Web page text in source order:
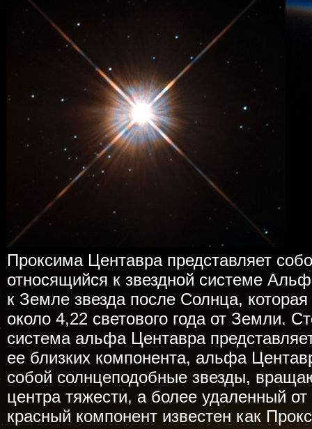
Проксима Центавра представляет
относящийся к звездной системе
к Земле звезда после Солнца,
около 4,22 светового года от Земли.
система альфа Центавра
ее близких компонента, альфа
собой солнцеподобные звезды,
центра тяжести, а более удаленный
красный компонент известен как